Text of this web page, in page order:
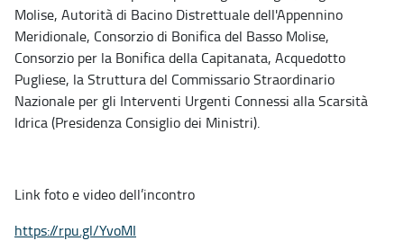
Molise, Autorità di Bacino Distrettuale dell'Appennino
Meridionale, Consorzio di Bonifica del Basso Molise,
Consorzio per la Bonifica della Capitanata, Acquedotto
Pugliese, la Struttura del Commissario Straordinario
Nazionale per gli Interventi Urgenti Connessi alla Scarsità
Idrica (Presidenza Consiglio dei Ministri).
Link foto e video dell’incontro
https://rpu.gl/YvoMI